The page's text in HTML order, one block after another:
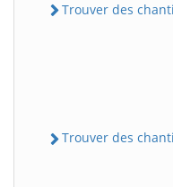
Trouver des
Trouver des